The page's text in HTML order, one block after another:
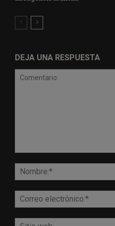
DEJA UNA RESPUESTA